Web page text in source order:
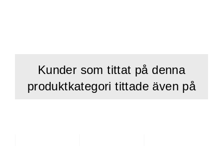
Kunder som tittat på denna
produktkategori tittade även på